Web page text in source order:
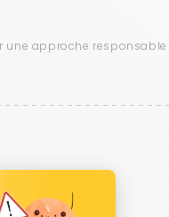
une approche responsable